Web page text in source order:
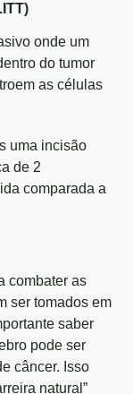
onde um
do tumor
as células
uma incisão
de 2
comparada a
combater as
ser tomados em
saber
pode ser
câncer. Isso
natural”